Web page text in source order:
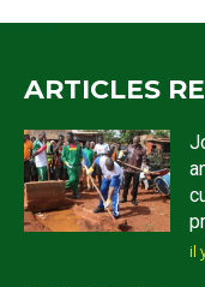
ARTICLES
il